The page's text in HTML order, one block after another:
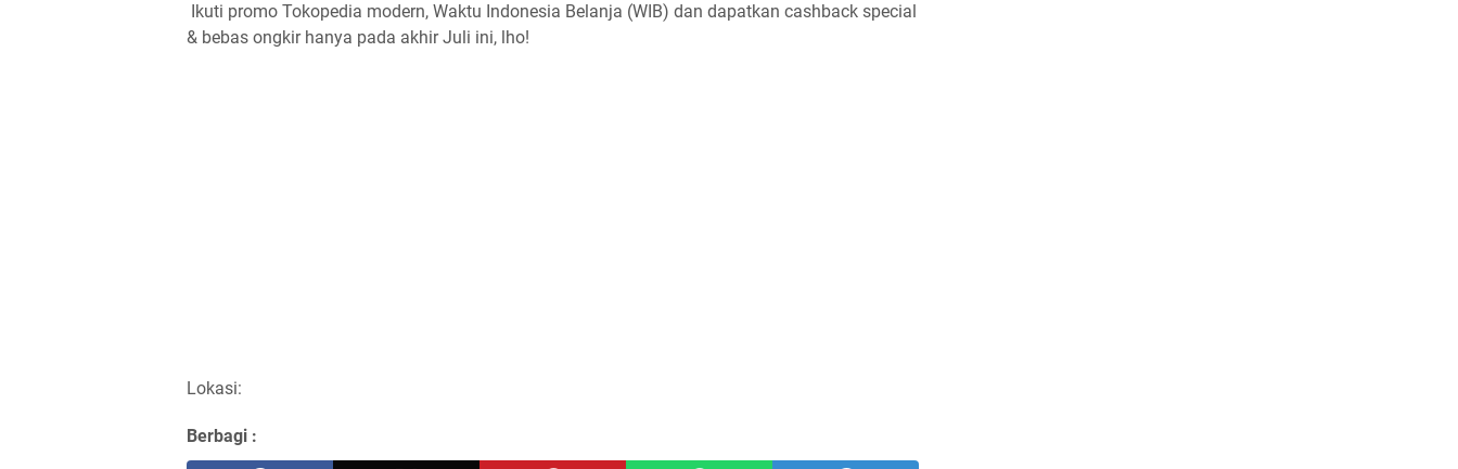
Ikuti promo Tokopedia modern, Waktu Indonesia Belanja (WIB) dan dapatkan cashback special
& bebas ongkir hanya pada akhir Juli ini, lho!
Lokasi:
Berbagi :